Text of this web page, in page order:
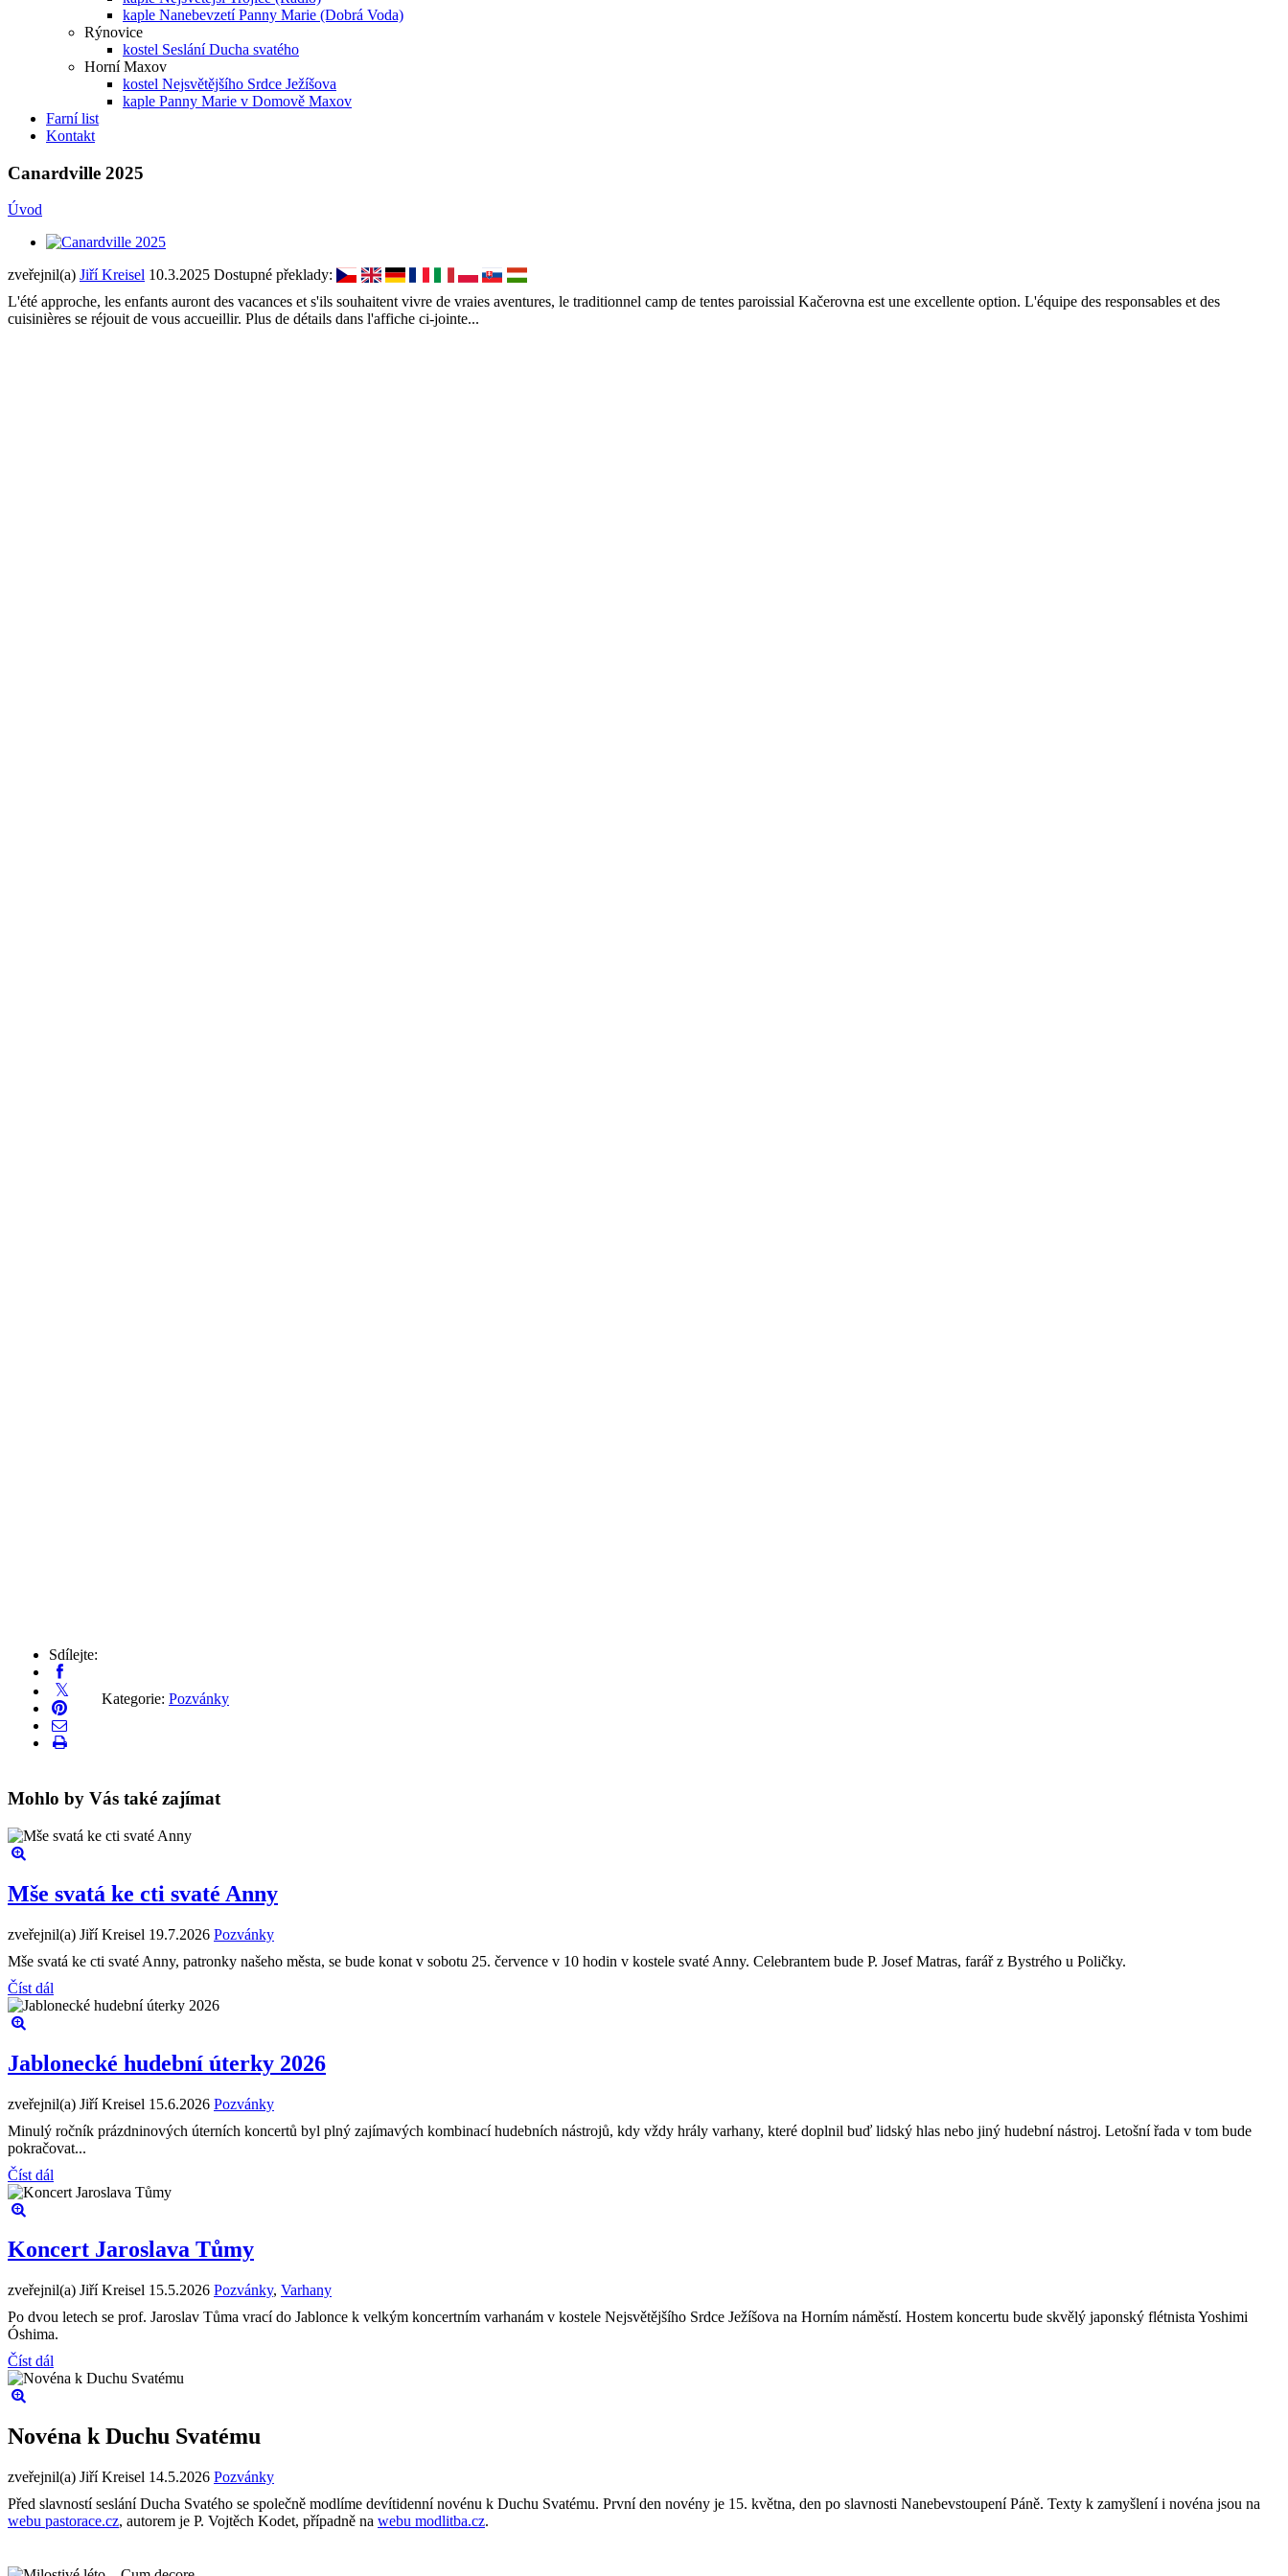
kaple Nanebevzetí Panny Marie (Dobrá Voda)
Rýnovice
kostel Seslání Ducha svatého
Horní Maxov
kostel Nejsvětějšího Srdce Ježíšova
kaple Panny Marie v Domově Maxov
Farní list
Kontakt
Canardville 2025
Úvod
zveřejnil(a) Jiří Kreisel 10.3.2025 Dostupné překlady:
L'été approche, les enfants auront des vacances et s'ils souhaitent vivre de vraies aventures, le traditionnel camp de tentes paroissial Kačerovna est une excellente option. L'équipe des responsables et des
cuisinières se réjouit de vous accueillir. Plus de détails dans l'affiche ci-jointe...
Sdílejte:
Kategorie: Pozvánky
Mohlo by Vás také zajímat
Mše svatá ke cti svaté Anny
zveřejnil(a) Jiří Kreisel 19.7.2026 Pozvánky
Mše svatá ke cti svaté Anny, patronky našeho města, se bude konat v sobotu 25. července v 10 hodin v kostele svaté Anny. Celebrantem bude P. Josef Matras, farář z Bystrého u Poličky.
Číst dál
Jablonecké hudební úterky 2026
zveřejnil(a) Jiří Kreisel 15.6.2026 Pozvánky
Minulý ročník prázdninových úterních koncertů byl plný zajímavých kombinací hudebních nástrojů, kdy vždy hrály varhany, které doplnil buď lidský hlas nebo jiný hudební nástroj. Letošní řada v tom bude
pokračovat...
Číst dál
Koncert Jaroslava Tůmy
zveřejnil(a) Jiří Kreisel 15.5.2026 Pozvánky, Varhany
Po dvou letech se prof. Jaroslav Tůma vrací do Jablonce k velkým koncertním varhanám v kostele Nejsvětějšího Srdce Ježíšova na Horním náměstí. Hostem koncertu bude skvělý japonský flétnista Yoshimi
Óshima.
Číst dál
Novéna k Duchu Svatému
zveřejnil(a) Jiří Kreisel 14.5.2026 Pozvánky
Před slavností seslání Ducha Svatého se společně modlíme devítidenní novénu k Duchu Svatému. První den novény je 15. května, den po slavnosti Nanebevstoupení Páně. Texty k zamyšlení i novéna jsou na
webu pastorace.cz, autorem je P. Vojtěch Kodet, případně na webu modlitba.cz.